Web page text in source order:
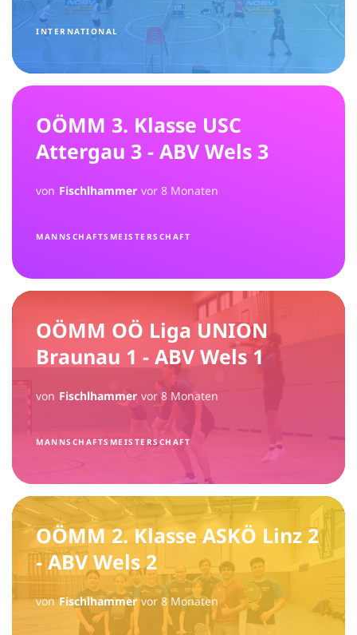
INTERNATIONAL
OÖMM 3. Klasse USC
Attergau 3 - ABV Wels 3
von Fischlhammer vor 8 Monaten
MANNSCHAFTSMEISTERSCHAFT
OÖMM OÖ Liga UNION
Braunau 1 - ABV Wels 1
von Fischlhammer vor 8 Monaten
MANNSCHAFTSMEISTERSCHAFT
OÖMM 2. Klasse ASKÖ Linz 2
- ABV Wels 2
von Fischlhammer vor 8 Monaten